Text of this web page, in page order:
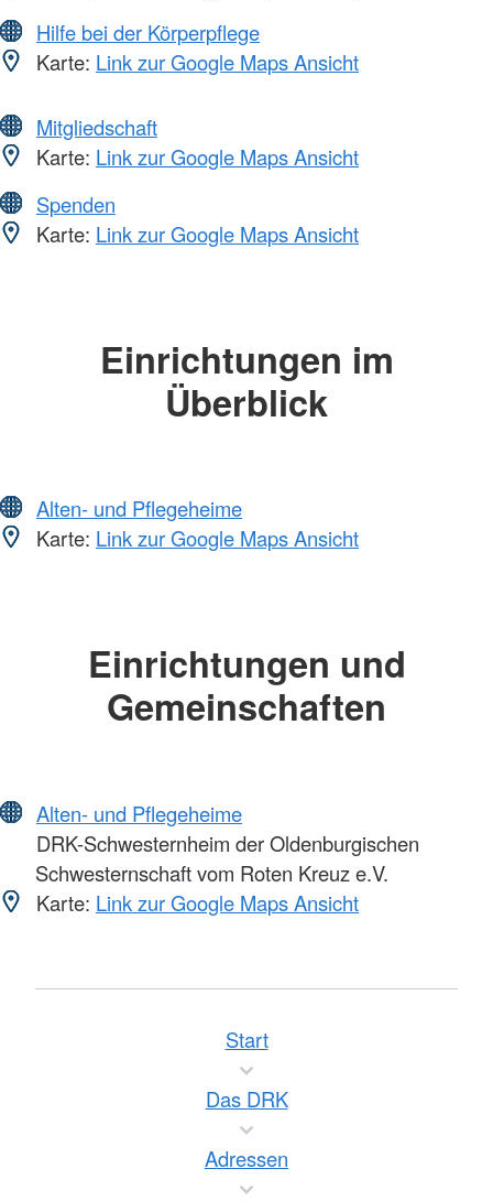
Hilfe bei der Körperpflege
Karte: Link zur Google Maps Ansicht
Mitgliedschaft
Karte: Link zur Google Maps Ansicht
Spenden
Karte: Link zur Google Maps Ansicht
Einrichtungen im
Überblick
Alten- und Pflegeheime
Karte: Link zur Google Maps Ansicht
Einrichtungen und
Gemeinschaften
Alten- und Pflegeheime
DRK-Schwesternheim der Oldenburgischen
Schwesternschaft vom Roten Kreuz e.V.
Karte: Link zur Google Maps Ansicht
Start
Das DRK
Adressen